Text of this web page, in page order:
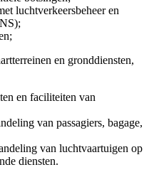
luchtverkeersbeheer en
en gronddiensten,
en faciliteiten van
van passagiers, bagage,
van luchtvaartuigen op
diensten.